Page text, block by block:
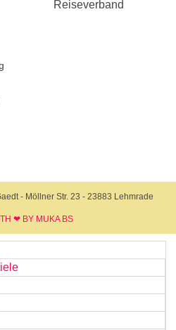
- Möllner Str. 23 - 23883 Lehmrade
❤ BY MUKA BS​